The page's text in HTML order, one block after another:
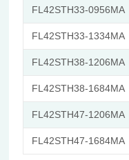
FL42STH33-0956MA
FL42STH33-1334MA
FL42STH38-1206MA
FL42STH38-1684MA
FL42STH47-1206MA
FL42STH47-1684MA